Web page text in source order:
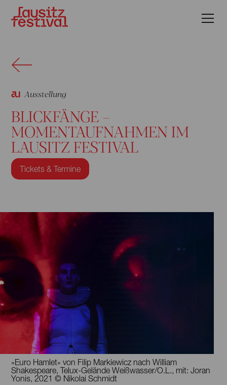
Ausstellung
BLICKFÄNGE –
MOMENTAUFNAHMEN IM
LAUSITZ FESTIVAL
Tickets & Termine
»Euro Hamlet« von Filip Markiewicz nach William
Shakespeare, Telux-Gelände Weißwasser/O.L., mit: Joran
Yonis, 2021 © Nikolai Schmidt